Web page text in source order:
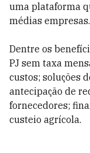
uma plataforma
médias empresas.
Dentre os
PJ sem taxa
custos; soluções
antecipação de
fornecedores;
custeio agrícola.